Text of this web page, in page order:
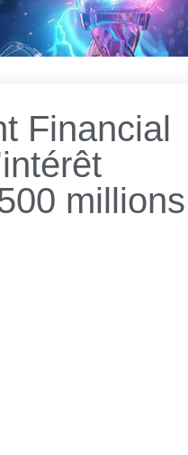
Financial
millions